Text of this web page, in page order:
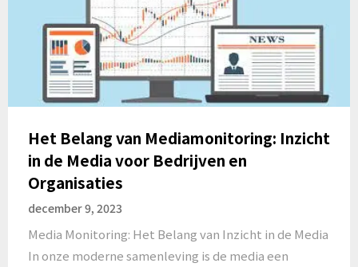
Het Belang van Mediamonitoring: Inzicht
in de Media voor Bedrijven en
Organisaties
december 9, 2023
Media Monitoring: Het Belang van Inzicht in de Media
In onze moderne samenleving is de media een